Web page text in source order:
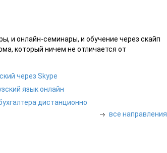
и онлайн-семинары, и обучение через скайп
который ничем не отличается от
через Skype
язык онлайн
дистанционно
все направления